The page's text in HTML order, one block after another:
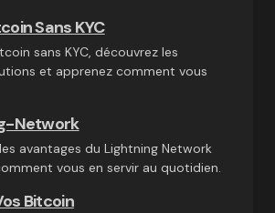
Sans KYC
sans KYC, découvrez les
et apprenez comment vous
Network
avantages du Lightning Network
vous en servir au quotidien.
Bitcoin